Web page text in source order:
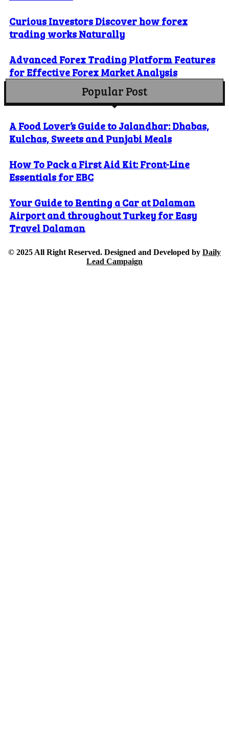
Curious Investors Discover how forex
trading works Naturally
Advanced Forex Trading Platform Features
for Effective Forex Market Analysis
Popular Post
A Food Lover’s Guide to Jalandhar: Dhabas,
Kulchas, Sweets and Punjabi Meals
How To Pack a First Aid Kit: Front-Line
Essentials for EBC
Your Guide to Renting a Car at Dalaman
Airport and throughout Turkey for Easy
Travel Dalaman
© 2025 All Right Reserved. Designed and Developed by Daily
Lead Campaign